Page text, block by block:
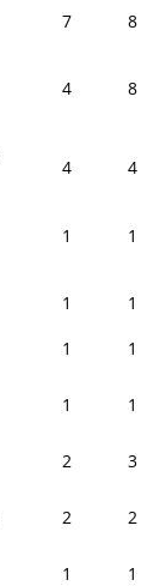
7
8
4 8
4
4
1 1
1
1
1
1
1 1
2
3
2 2
1
1